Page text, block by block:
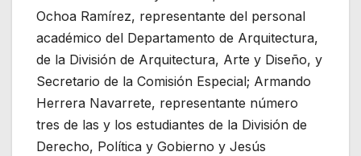
Ochoa Ramírez, representante del personal
académico del Departamento de Arquitectura,
de la División de Arquitectura, Arte y Diseño, y
Secretario de la Comisión Especial; Armando
Herrera Navarrete, representante número
tres de las y los estudiantes de la División de
Derecho, Política y Gobierno y Jesús